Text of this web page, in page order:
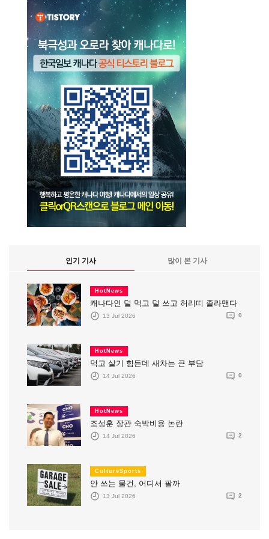
인기 기사 많이 본 기사
HotNews
캐나다인 덜 먹고 덜 쓰고 허리띠 졸라맨다
13 Jul 2026 0
HotNews
먹고 살기 힘든데 새차는 큰 부담
14 Jul 2026 0
HotNews
조성훈 장관 숙박비용 논란
14 Jul 2026 2
CultureSports
안 쓰는 물건, 어디서 팔까
13 Jul 2026 2